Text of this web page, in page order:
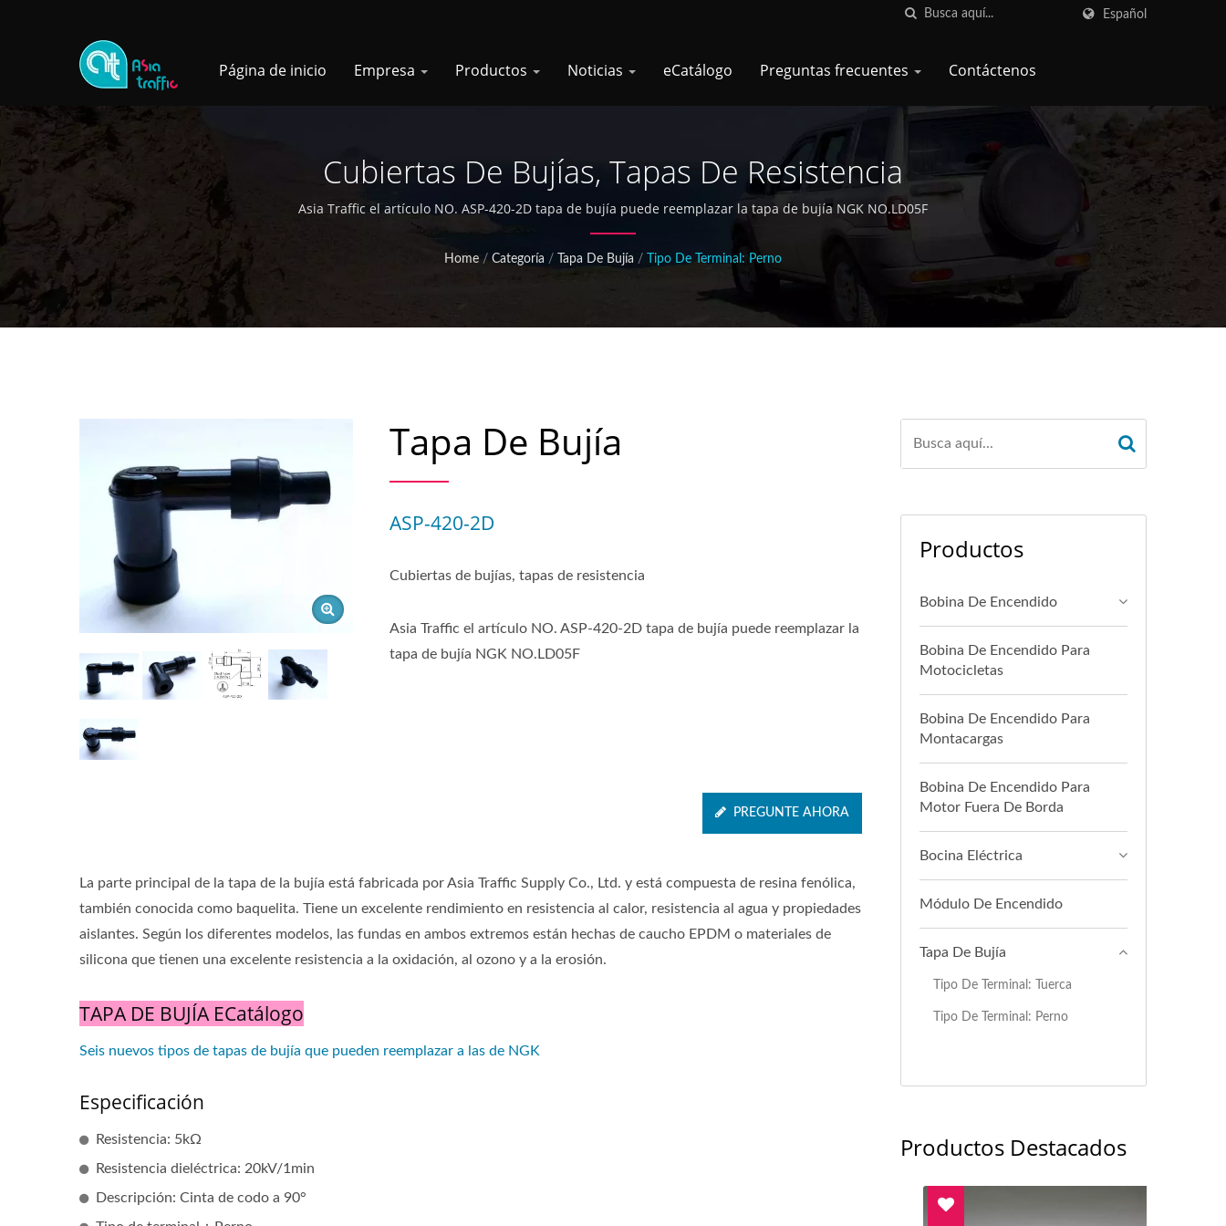
Español
Página de inicio Empresa Productos Noticias eCatálogo Preguntas frecuentes Contáctenos
Cubiertas De Bujías, Tapas De Resistencia
Asia Traffic el artículo NO. ASP-420-2D tapa de bujía puede reemplazar la tapa de bujía NGK NO.LD05F
Home / Categoría / Tapa De Bujía / Tipo De Terminal: Perno
Tapa De Bujía
ASP-420-2D
Cubiertas de bujías, tapas de resistencia
Asia Traffic el artículo NO. ASP-420-2D tapa de bujía puede reemplazar la
tapa de bujía NGK NO.LD05F
PREGUNTE AHORA
La parte principal de la tapa de la bujía está fabricada por Asia Traffic Supply Co., Ltd. y está compuesta de resina fenólica,
también conocida como baquelita. Tiene un excelente rendimiento en resistencia al calor, resistencia al agua y propiedades
aislantes. Según los diferentes modelos, las fundas en ambos extremos están hechas de caucho EPDM o materiales de
silicona que tienen una excelente resistencia a la oxidación, al ozono y a la erosión.
TAPA DE BUJÍA ECatálogo
Seis nuevos tipos de tapas de bujía que pueden reemplazar a las de NGK
Especificación
Resistencia: 5kΩ
Resistencia dieléctrica: 20kV/1min
Descripción: Cinta de codo a 90°
Productos
Bobina De Encendido
Bobina De Encendido Para
Motocicletas
Bobina De Encendido Para
Montacargas
Bobina De Encendido Para
Motor Fuera De Borda
Bocina Eléctrica
Módulo De Encendido
Tapa De Bujía
Tipo De Terminal: Tuerca
Tipo De Terminal: Perno
Productos Destacados